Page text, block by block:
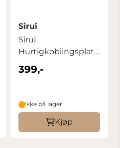
Sirui
Sirui
Hurtigkoblingsplate
TY-60X
399,-
Ikke på lager
Kjøp